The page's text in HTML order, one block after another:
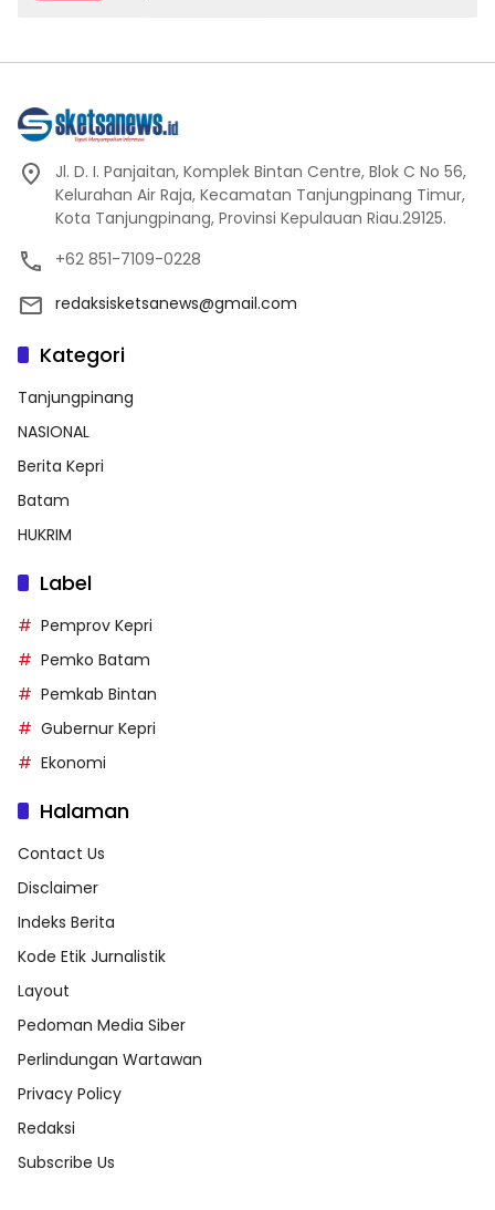
Jl. D. I. Panjaitan, Komplek Bintan Centre, Blok C No 56,
Kelurahan Air Raja, Kecamatan Tanjungpinang Timur,
Kota Tanjungpinang, Provinsi Kepulauan Riau.29125.
+62 851-7109-0228
redaksisketsanews@gmail.com
Kategori
Tanjungpinang
NASIONAL
Berita Kepri
Batam
HUKRIM
Label
Pemprov Kepri
Pemko Batam
Pemkab Bintan
Gubernur Kepri
Ekonomi
Halaman
Contact Us
Disclaimer
Indeks Berita
Kode Etik Jurnalistik
Layout
Pedoman Media Siber
Perlindungan Wartawan
Privacy Policy
Redaksi
Subscribe Us